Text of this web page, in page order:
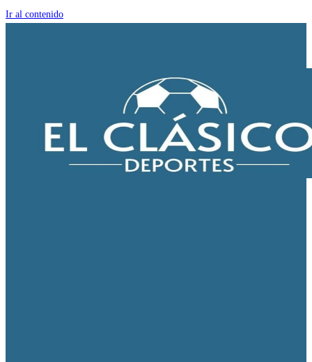
Ir al contenido